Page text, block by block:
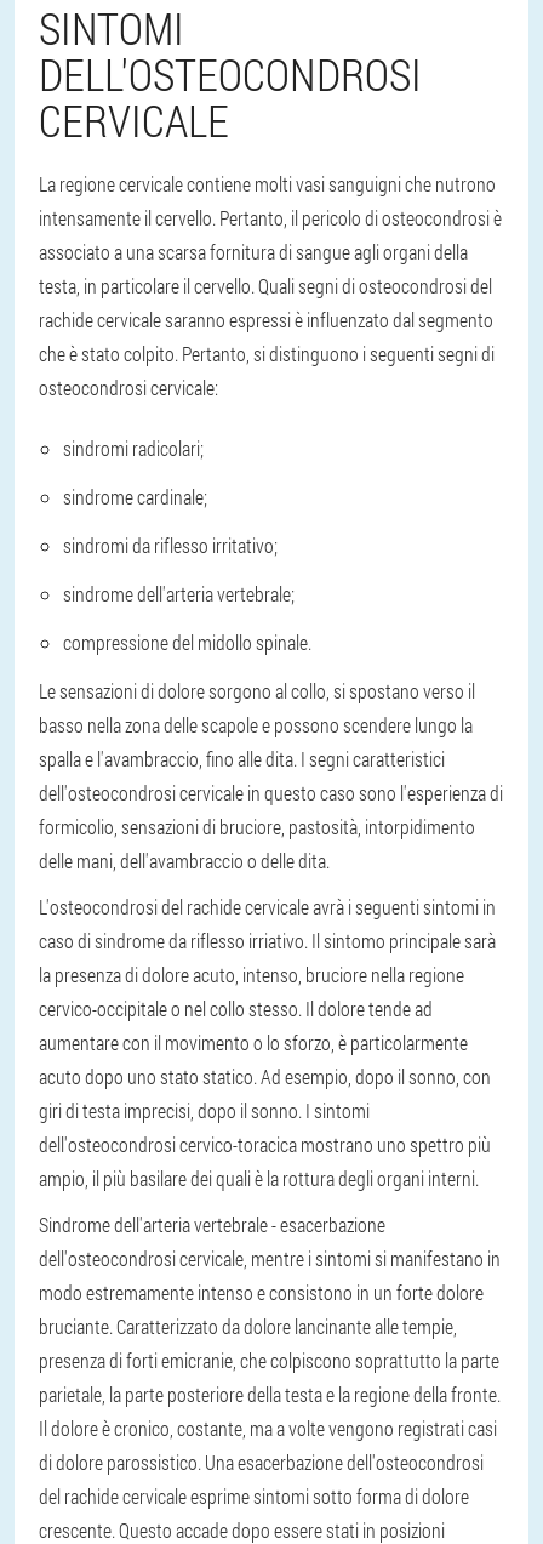
SINTOMI
DELL'OSTEOCONDROSI
CERVICALE
La regione cervicale contiene molti vasi sanguigni che nutrono
intensamente il cervello. Pertanto, il pericolo di osteocondrosi è
associato a una scarsa fornitura di sangue agli organi della
testa, in particolare il cervello. Quali segni di osteocondrosi del
rachide cervicale saranno espressi è influenzato dal segmento
che è stato colpito. Pertanto, si distinguono i seguenti segni di
osteocondrosi cervicale:
sindromi radicolari;
sindrome cardinale;
sindromi da riflesso irritativo;
sindrome dell'arteria vertebrale;
compressione del midollo spinale.
Le sensazioni di dolore sorgono al collo, si spostano verso il
basso nella zona delle scapole e possono scendere lungo la
spalla e l'avambraccio, fino alle dita. I segni caratteristici
dell'osteocondrosi cervicale in questo caso sono l'esperienza di
formicolio, sensazioni di bruciore, pastosità, intorpidimento
delle mani, dell'avambraccio o delle dita.
L'osteocondrosi del rachide cervicale avrà i seguenti sintomi in
caso di sindrome da riflesso irriativo. Il sintomo principale sarà
la presenza di dolore acuto, intenso, bruciore nella regione
cervico-occipitale o nel collo stesso. Il dolore tende ad
aumentare con il movimento o lo sforzo, è particolarmente
acuto dopo uno stato statico. Ad esempio, dopo il sonno, con
giri di testa imprecisi, dopo il sonno. I sintomi
dell'osteocondrosi cervico-toracica mostrano uno spettro più
ampio, il più basilare dei quali è la rottura degli organi interni.
Sindrome dell'arteria vertebrale - esacerbazione
dell'osteocondrosi cervicale, mentre i sintomi si manifestano in
modo estremamente intenso e consistono in un forte dolore
bruciante. Caratterizzato da dolore lancinante alle tempie,
presenza di forti emicranie, che colpiscono soprattutto la parte
parietale, la parte posteriore della testa e la regione della fronte.
Il dolore è cronico, costante, ma a volte vengono registrati casi
di dolore parossistico. Una esacerbazione dell'osteocondrosi
del rachide cervicale esprime sintomi sotto forma di dolore
crescente. Questo accade dopo essere stati in posizioni